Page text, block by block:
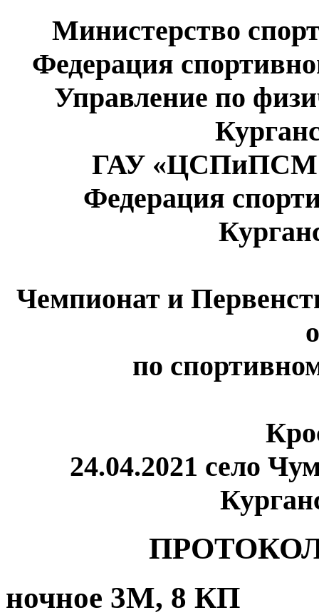
Министерство
Федерация
Управление по
ГАУ «ЦСПиПСМ
Федерация
Чемпионат и
по
24.04.2021 село
ночное 3М, 8 КП